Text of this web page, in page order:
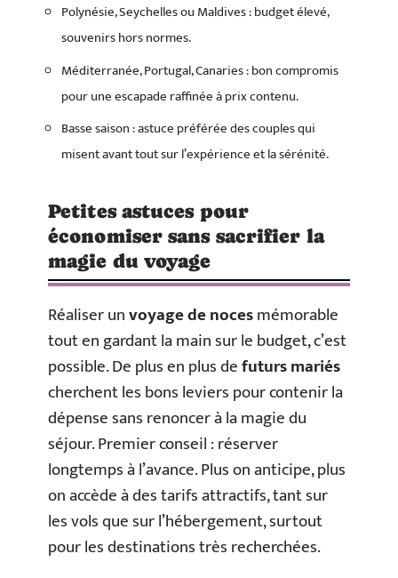
Polynésie, Seychelles ou Maldives : budget élevé,
souvenirs hors normes.
Méditerranée, Portugal, Canaries : bon compromis
pour une escapade raffinée à prix contenu.
Basse saison : astuce préférée des couples qui
misent avant tout sur l’expérience et la sérénité.
Petites astuces pour
économiser sans sacrifier la
magie du voyage
Réaliser unvoyage de nocesmémorable
tout en gardant la main sur le budget, c’est
possible. De plus en plus defuturs mariés
cherchent les bons leviers pour contenir la
dépense sans renoncer à la magie du
séjour. Premier conseil : réserver
longtemps à l’avance. Plus on anticipe, plus
on accède à des tarifs attractifs, tant sur
les vols que sur l’hébergement, surtout
pour les destinations très recherchées.